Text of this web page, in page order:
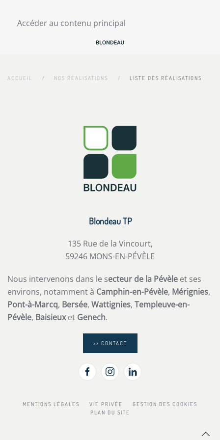
Accéder au contenu principal
ACCUEIL NOS RÉALISATIONS LISTE DES RÉALISATIONS
Blondeau TP
135 Rue de la Vincourt,
59246 MONS-EN-PÉVÈLE
Nous intervenons dans le secteur de la Pévèle et ses
environs, notamment à Camphin-en-Pévèle, Mérignies,
Pont-à-Marcq, Bersée, Wattignies, Templeuve-en-
Pévèle, Baisieuxet Genech.
>> CONTACT
MENTIONS LÉGALES VIE PRIVÉE
GESTION DES COOKIES
PLAN DU SITE